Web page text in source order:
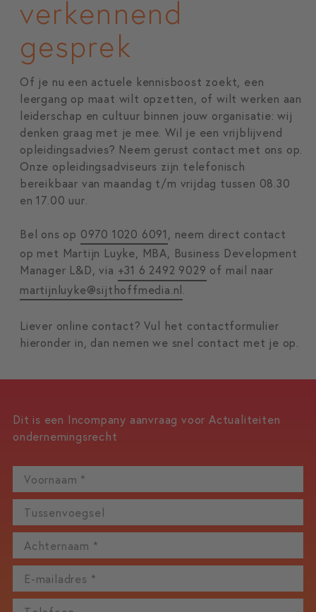
verkennend
gesprek
Of je nu een actuele kennisboost zoekt, een
leergang op maat wilt opzetten, of wilt werken aan
leiderschap en cultuur binnen jouw organisatie: wij
denken graag met je mee. Wil je een vrijblijvend
opleidingsadvies? Neem gerust contact met ons op.
Onze opleidingsadviseurs zijn telefonisch
bereikbaar van maandag t/m vrijdag tussen 08.30
en 17.00 uur.
Bel ons op 0970 1020 6091
, neem direct contact
op met Martijn Luyke, MBA, Business Development
Manager L&D, via +31 6 2492 9029 of mail naar
martijnluyke@sijthoffmedia.nl
Liever online contact? Vul het contactformulier
hieronder in, dan nemen we snel contact met je op.
Dit is een Incompany aanvraag voor Actualiteiten
ondernemingsrecht